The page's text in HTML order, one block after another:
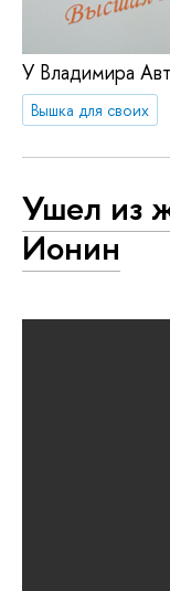
У Владимира
Вышка для своих
Ушел из
Ионин